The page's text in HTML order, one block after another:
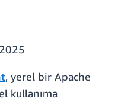
, yerel bir Apache
kullanıma